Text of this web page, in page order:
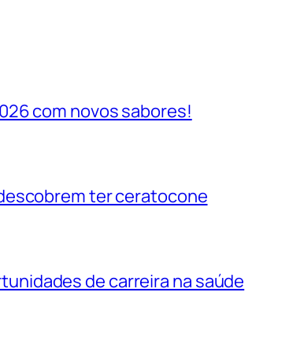
com novos sabores!
ter ceratocone
de carreira na saúde